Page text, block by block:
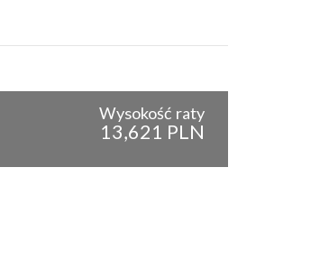
Wysokość raty
13,621 PLN